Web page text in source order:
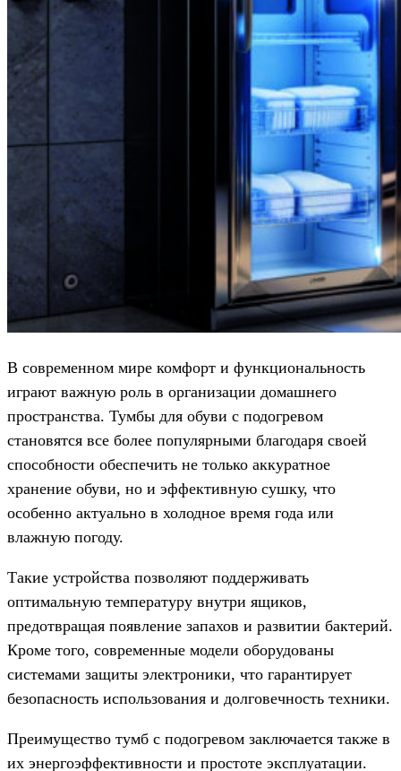
В современном мире комфорт и функциональность
играют важную роль в организации домашнего
пространства. Тумбы для обуви с подогревом
становятся все более популярными благодаря своей
способности обеспечить не только аккуратное
хранение обуви, но и эффективную сушку, что
особенно актуально в холодное время года или
влажную погоду.
Такие устройства позволяют поддерживать
оптимальную температуру внутри ящиков,
предотвращая появление запахов и развитии бактерий.
Кроме того, современные модели оборудованы
системами защиты электроники, что гарантирует
безопасность использования и долговечность техники.
Преимущество тумб с подогревом заключается также в
их энергоэффективности и простоте эксплуатации.